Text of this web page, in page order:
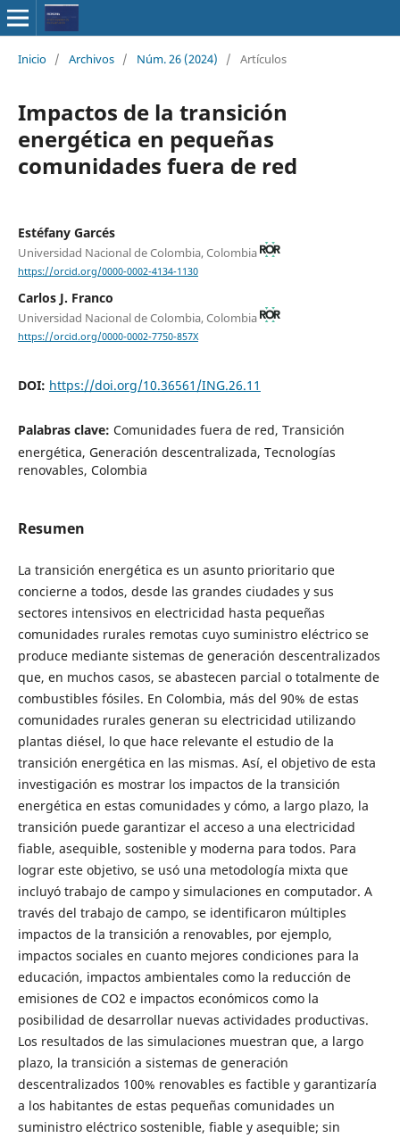
Inicio / Archivos / Núm. 26 (2024) / Artículos
Impactos de la transición
energética en pequeñas
comunidades fuera de red
Estéfany Garcés
Universidad Nacional de Colombia, Colombia
https://orcid.org/0000-0002-4134-1130
Carlos J. Franco
Universidad Nacional de Colombia, Colombia
https://orcid.org/0000-0002-7750-857X
DOI: https://doi.org/10.36561/ING.26.11
Palabras clave: Comunidades fuera de red, Transición
energética, Generación descentralizada, Tecnologías
renovables, Colombia
Resumen
La transición energética es un asunto prioritario que
concierne a todos, desde las grandes ciudades y sus
sectores intensivos en electricidad hasta pequeñas
comunidades rurales remotas cuyo suministro eléctrico se
produce mediante sistemas de generación descentralizados
que, en muchos casos, se abastecen parcial o totalmente de
combustibles fósiles. En Colombia, más del 90% de estas
comunidades rurales generan su electricidad utilizando
plantas diésel, lo que hace relevante el estudio de la
transición energética en las mismas. Así, el objetivo de esta
investigación es mostrar los impactos de la transición
energética en estas comunidades y cómo, a largo plazo, la
transición puede garantizar el acceso a una electricidad
fiable, asequible, sostenible y moderna para todos. Para
lograr este objetivo, se usó una metodología mixta que
incluyó trabajo de campo y simulaciones en computador. A
través del trabajo de campo, se identificaron múltiples
impactos de la transición a renovables, por ejemplo,
impactos sociales en cuanto mejores condiciones para la
educación, impactos ambientales como la reducción de
emisiones de CO2 e impactos económicos como la
posibilidad de desarrollar nuevas actividades productivas.
Los resultados de las simulaciones muestran que, a largo
plazo, la transición a sistemas de generación
descentralizados 100% renovables es factible y garantizaría
a los habitantes de estas pequeñas comunidades un
suministro eléctrico sostenible, fiable y asequible; sin